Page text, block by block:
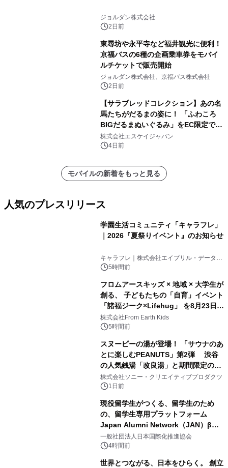
ジョルダン株式会社
2日前
東尋坊や永平寺など福井観光に便利！
京福バスの6種の企画乗車券をモバイ
ルチケットで販売開始
ジョルダン株式会社、京福バス株式会社
2日前
【サラブレッドコレクション】あの名
馬たちがだるまの姿に！ 「ふわころ
BIGだるまぬいぐるみ」をEC限定で受
注販売開始
株式会社エスケイジャパン
4日前
モバイルの新着をもっと見る
人気のプレスリリース
学園生活コミュニティ「キャラフレ」
｜2026『夏祭りイベント』のお知らせ
キャラフレ｜株式会社エイプリル・データ・
デザインズ
5時間前
フロムアースキッズ × 地域 × 大学生が
創る、 子どもたちの「自育」イベント
「諸福ジーク×Lifehug」 を8月23日
(日)開催
株式会社From Earth Kids
5時間前
スヌーピーの湯が登場！ 「サウナのあ
とに楽しむPEANUTS」第2弾 渋谷
の人気銭湯「改良湯」と期間限定のコ
ラボレーション サウナイキタイコラ
ボグッズも発売決定！
株式会社ソニー・クリエイティブプロダクツ
1日前
現役留学生がつくる、留学生のため
の、留学生専用プラットフォーム
Japan Alumni Network（JAN）β版
をリリース
一般社団法人日本国際化推進協会
4時間前
世界とつながる、日本をひらく。 創立